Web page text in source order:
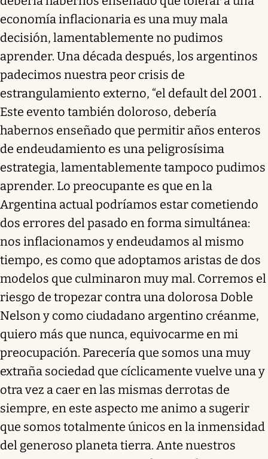
economía inflacionaria es una muy mala
decisión, lamentablemente no pudimos
aprender. Una década después, los argentinos
padecimos nuestra peor crisis de
estrangulamiento externo, “el default del 2001 .
Este evento también doloroso, debería
habernos enseñado que permitir años enteros
de endeudamiento es una peligrosísima
estrategia, lamentablemente tampoco pudimos
aprender. Lo preocupante es que en la
Argentina actual podríamos estar cometiendo
dos errores del pasado en forma simultánea:
nos inflacionamos y endeudamos al mismo
tiempo, es como que adoptamos aristas de dos
modelos que culminaron muy mal. Corremos el
riesgo de tropezar contra una dolorosa Doble
Nelson y como ciudadano argentino créanme,
quiero más que nunca, equivocarme en mi
preocupación. Parecería que somos una muy
extraña sociedad que cíclicamente vuelve una y
otra vez a caer en las mismas derrotas de
siempre, en este aspecto me animo a sugerir
que somos totalmente únicos en la inmensidad
del generoso planeta tierra. Ante nuestros